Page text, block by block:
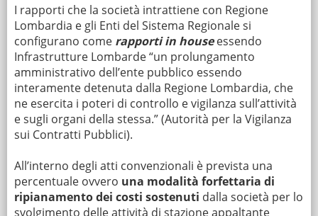
I rapporti che la società intrattiene con Regione
Lombardia e gli Enti del Sistema Regionale si
configurano come rapporti in houseessendo
Infrastrutture Lombarde “un prolungamento
amministrativo dell’ente pubblico essendo
interamente detenuta dalla Regione Lombardia, che
ne esercita i poteri di controllo e vigilanza sull’attività
e sugli organi della stessa.” (Autorità per la Vigilanza
sui Contratti Pubblici).
All’interno degli atti convenzionali è prevista una
percentuale ovvero una modalità forfettaria di
ripianamento dei costi sostenuti dalla società per lo
svolgimento delle attività di stazione appaltante